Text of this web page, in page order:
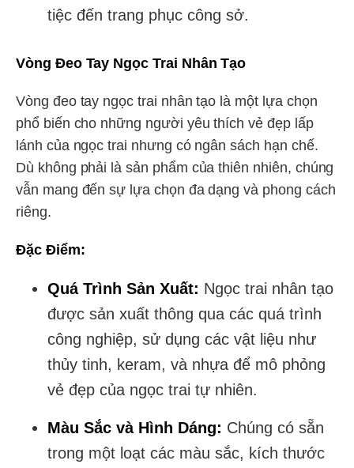
tiệc đến trang phục công sở.
Vòng Đeo Tay Ngọc Trai Nhân Tạo
Vòng đeo tay ngọc trai nhân tạo là một lựa chọn
phổ biến cho những người yêu thích vẻ đẹp lấp
lánh của ngọc trai nhưng có ngân sách hạn chế.
Dù không phải là sản phẩm của thiên nhiên, chúng
vẫn mang đến sự lựa chọn đa dạng và phong cách
riêng.
Đặc Điểm:
Quá Trình Sản Xuất: Ngọc trai nhân tạo
được sản xuất thông qua các quá trình
công nghiệp, sử dụng các vật liệu như
thủy tinh, keram, và nhựa để mô phỏng
vẻ đẹp của ngọc trai tự nhiên.
Màu Sắc và Hình Dáng: Chúng có sẵn
trong một loạt các màu sắc, kích thước